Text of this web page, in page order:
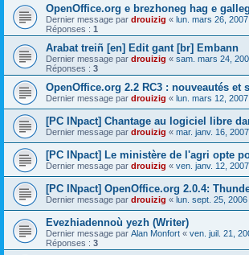
OpenOffice.org e brezhoneg hag e galleg
Dernier message par drouizig « lun. mars 26,
Réponses : 1
Arabat treiñ [en] Edit gant [br] Embann
Dernier message par drouizig « sam. mars 24,
Réponses : 3
OpenOffice.org 2.2 RC3 : nouveautés et
Dernier message par drouizig « lun. mars 12,
[PC INpact] Chantage au logiciel libre
Dernier message par drouizig « mar. janv. 16,
[PC INpact] Le ministère de l'agri opte
Dernier message par drouizig « ven. janv. 12,
[PC INpact] OpenOffice.org 2.0.4:
Dernier message par drouizig « lun. sept. 25,
Evezhiadennoù yezh (Writer)
Dernier message par Alan Monfort « ven. juil. 21,
Réponses : 3